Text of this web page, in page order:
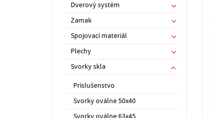
Dverový systém
Zamak
Spojovací materiál
Plechy
Svorky skla
Príslušenstvo
Svorky oválne 50x40